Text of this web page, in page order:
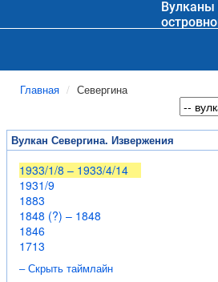
Вулканы
Главная Севергина
Вулкан Севергина. Извержения
1933/1/8 – 1933/4/14
1931/9
1883
1848 (?) – 1848
1846
1713
– Скрыть таймлайн